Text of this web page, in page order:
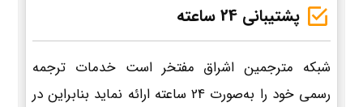
پشتیبانی 24 ساعته
شبکه مترجمین اشراق مفتخر است خدمات ترجمه
رسمی خود را به‌صورت 24 ساعته ارائه نماید بنابراین در